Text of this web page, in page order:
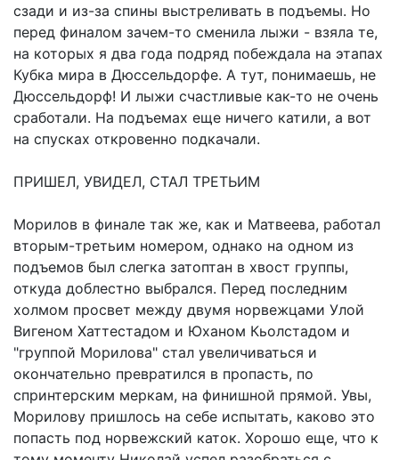
сзади и из-за спины выстреливать в подъемы. Но
перед финалом зачем-то сменила лыжи - взяла те,
на которых я два года подряд побеждала на этапах
Кубка мира в Дюссельдорфе. А тут, понимаешь, не
Дюссельдорф! И лыжи счастливые как-то не очень
сработали. На подъемах еще ничего катили, а вот
на спусках откровенно подкачали.
ПРИШЕЛ, УВИДЕЛ, СТАЛ ТРЕТЬИМ
Морилов в финале так же, как и Матвеева, работал
вторым-третьим номером, однако на одном из
подъемов был слегка затоптан в хвост группы,
откуда доблестно выбрался. Перед последним
холмом просвет между двумя норвежцами Улой
Вигеном Хаттестадом и Юханом Кьолстадом и
"группой Морилова" стал увеличиваться и
окончательно превратился в пропасть, по
спринтерским меркам, на финишной прямой. Увы,
Морилову пришлось на себе испытать, каково это
попасть под норвежский каток. Хорошо еще, что к